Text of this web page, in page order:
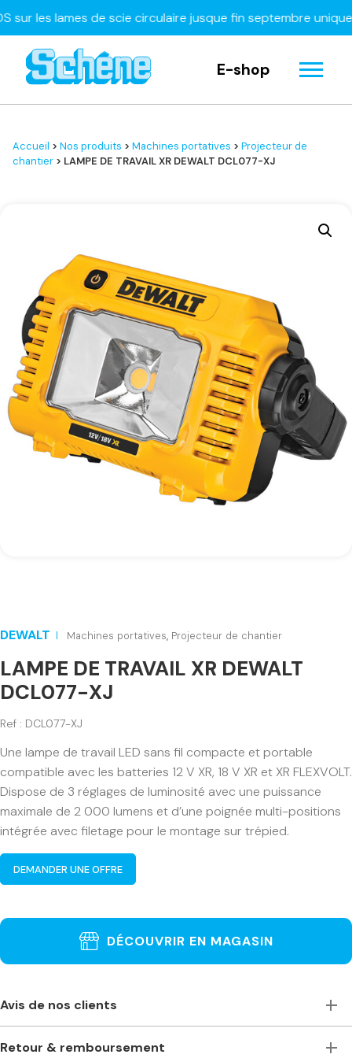
les lames de scie circulaire jusque fin septembre
E-shop
Accueil > Nos produits > Machines portatives > Projecteur de
chantier > LAMPE DE TRAVAIL XR DEWALT DCL077-XJ
DEWALT Machines portatives, Projecteur de chantier
LAMPE DE TRAVAIL XR DEWALT
DCL077-XJ
Ref : DCL077-XJ
Une lampe de travail LED sans fil compacte et portable
compatible avec les batteries 12 V XR, 18 V XR et XR FLEXVOLT.
Dispose de 3 réglages de luminosité avec une puissance
maximale de 2 000 lumens et d’une poignée multi-positions
intégrée avec filetage pour le montage sur trépied.
DEMANDER UNE OFFRE
DÉCOUVRIR EN MAGASIN
Avis de nos clients
recommande vivement ce magasin pour ceux qui ont
Retour & remboursement